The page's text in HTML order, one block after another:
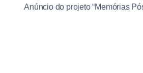
Anúncio do projeto “Memórias